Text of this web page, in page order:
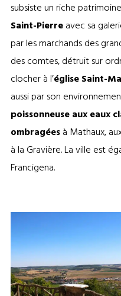
subsiste un riche
Saint-Pierreavec sa
par les marchands des
des comtes, détruit sur
clocher à l’église Saint-
aussi par son
poissonneuse aux eaux
ombragéesà Mathaux,
à la Gravière. La ville est
Francigena.